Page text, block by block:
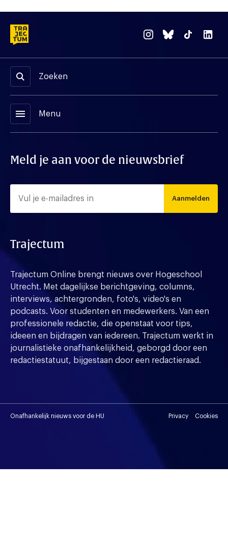
Zoeken
menu Menu
Meld je aan voor de nieuwsbrief
Aanmelden
Trajectum
Trajectum Online brengt nieuws over Hogeschool
Utrecht. Met dagelijkse berichtgeving, columns,
interviews, achtergronden, foto's, video's en
podcasts. Voor studenten en medewerkers. Van een
professionele redactie, die openstaat voor tips,
ideeen en bijdragen van iedereen. Trajectum werkt in
journalistieke onafhankelijkheid, geborgd door een
redactiestatuut, bijgestaan door een redactieraad.
Onafhankelijk nieuws voor de HU Privacy Cookies